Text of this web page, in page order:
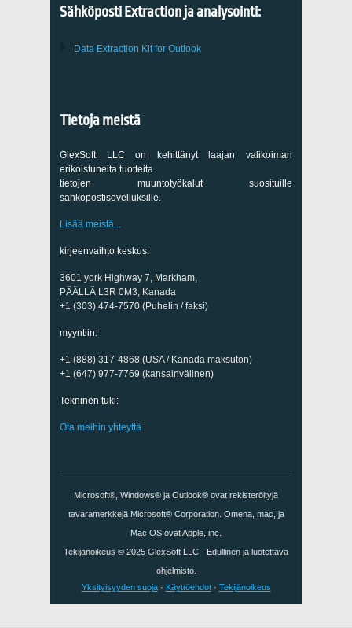
Sähköposti Extraction ja analysointi:
Data Extraction Kit for Outlook
Tietoja meistä
GlexSoft LLC on kehittänyt laajan valikoiman
erikoistuneita tuotteita
tietojen muuntotyökalut suosituille
sähköpostisovelluksille.
Lisää meistä...
kirjeenvaihto keskus:
3601 york Highway 7, Markham,
PÄÄLLÄ L3R 0M3, Kanada
+1 (303) 474-7570 (Puhelin / faksi)
myyntiin:
+1 (888) 317-4868 (USA / Kanada maksuton)
+1 (647) 977-7769 (kansainvälinen)
Tekninen tuki:
Ota meihin yhteyttä
Microsoft®, Windows® ja Outlook® ovat rekisteröityjä
tavaramerkkejä Microsoft® Corporation. Omena, mac, ja
Mac OS ovat Apple, inc.
Tekijänoikeus © 2025 GlexSoft LLC - Edullinen ja luotettava
ohjelmisto.
Yksityisyyden suoja· Käyttöehdot· Tekijänoikeus